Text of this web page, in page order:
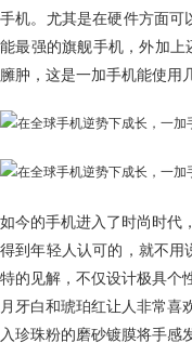
手机。尤其是在硬件方面可
能最强的旗舰手机，外加
臃肿，这是一加手机能使用
如今的手机进入了时尚时代
得到年轻人认可的，就不用
特的见解，不仅设计极具个
月牙白和琥珀红让人非常喜
入珍珠粉的磨砂镀膜将手感